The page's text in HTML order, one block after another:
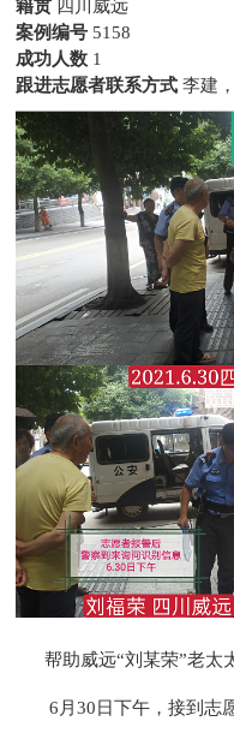
籍贯 四川威远
案例编号 5158
成功人数 1
跟进志愿者联系方式 李建
帮助威远“刘某荣”老太
6月30日下午，接到志愿